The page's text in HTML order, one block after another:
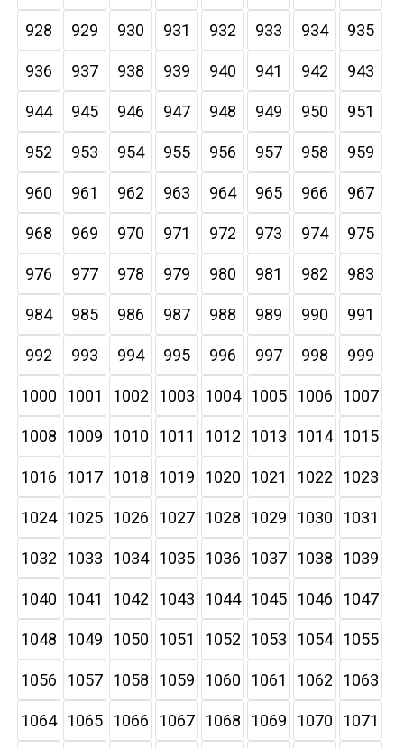
928 929 930 931 932 933 934 935
936 937 938 939 940 941 942 943
944 945 946 947 948 949 950 951
952 953 954 955 956 957 958 959
960 961 962 963 964 965 966 967
968 969 970 971 972 973 974 975
976 977 978 979 980 981 982 983
984 985 986 987 988 989 990 991
992 993 994 995 996 997 998 999
1000 1001 1002 1003 1004 1005 1006 1007
1008 1009 1010 1011 1012 1013 1014 1015
1016 1017 1018 1019 1020 1021 1022 1023
1024 1025 1026 1027 1028 1029 1030 1031
1032 1033 1034 1035 1036 1037 1038 1039
1040 1041 1042 1043 1044 1045 1046 1047
1048 1049 1050 1051 1052 1053 1054 1055
1056 1057 1058 1059 1060 1061 1062 1063
1064 1065 1066 1067 1068 1069 1070 1071